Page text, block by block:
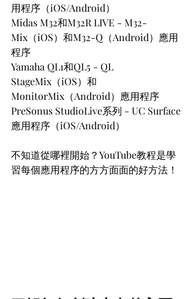
用程序（iOS/Android）
Midas M32和M32R LIVE - M32-
Mix（iOS）和M32-Q（Android）應用
程序
Yamaha QL1和QL5 - QL
StageMix（iOS）和
MonitorMix（Android）應用程序
PreSonus StudioLive系列 - UC Surface
應用程序（iOS/Android）
不知道從哪裡開始？YouTube教程是學
習每個應用程序的方方面面的好方法！